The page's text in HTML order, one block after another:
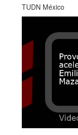
TUDN México